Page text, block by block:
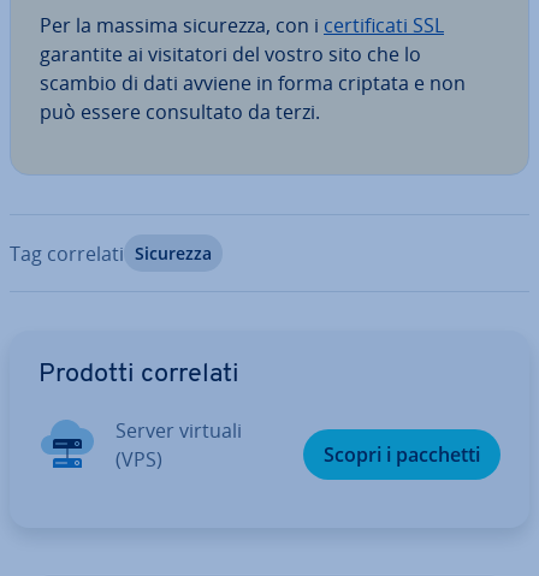
Per la massima sicurezza, con i cer­ti­fi­ca­ti SSL
garantite ai vi­si­ta­to­ri del vostro sito che lo
scambio di dati avviene in forma criptata e non
può essere con­sul­ta­to da terzi.
Tag correlati Sicurezza
Prodotti correlati
Server virtuali
(VPS)
Scopri i pacchetti